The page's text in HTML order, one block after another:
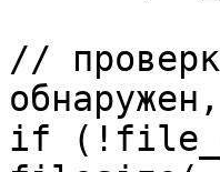
//
if